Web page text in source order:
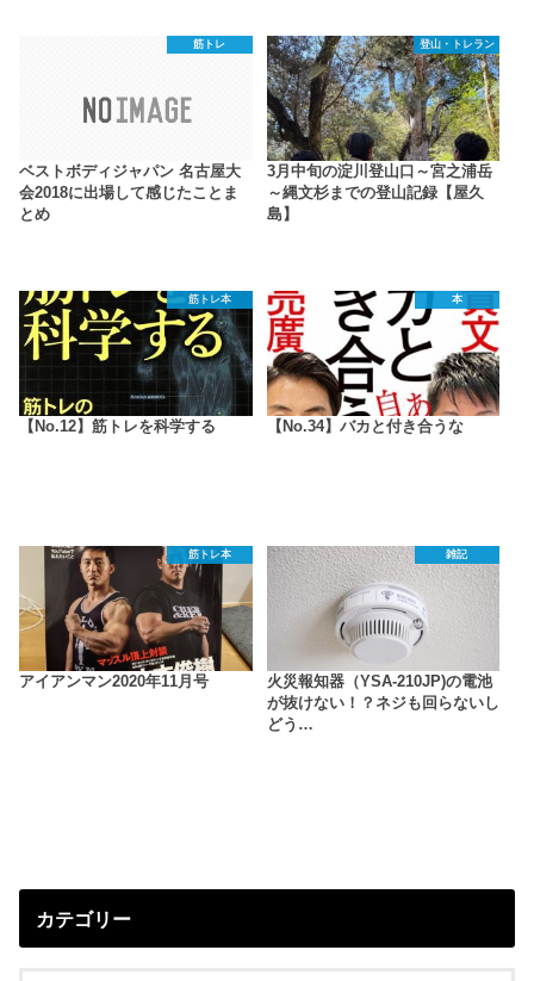
筋トレ
ベストボディジャパン 名古屋大
会2018に出場して感じたことま
とめ
登山・トレラン
3月中旬の淀川登山口～宮之浦岳
～縄文杉までの登山記録【屋久
島】
筋トレ本
【No.12】筋トレを科学する
本
【No.34】バカと付き合うな
筋トレ本
アイアンマン2020年11月号
雑記
火災報知器（YSA-210JP)の電池
が抜けない！？ネジも回らないし
どう…
カテゴリー